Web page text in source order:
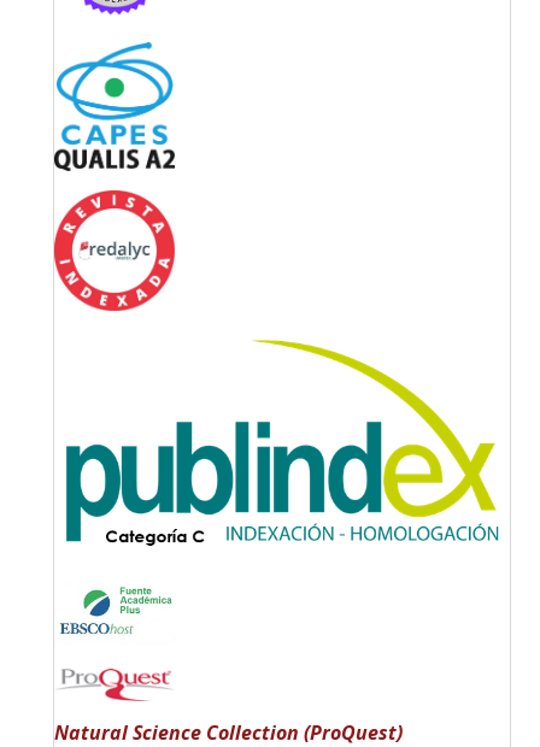
Natural Science Collection (ProQuest)